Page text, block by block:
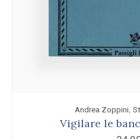
Andrea Zoppini,
Vigilare le